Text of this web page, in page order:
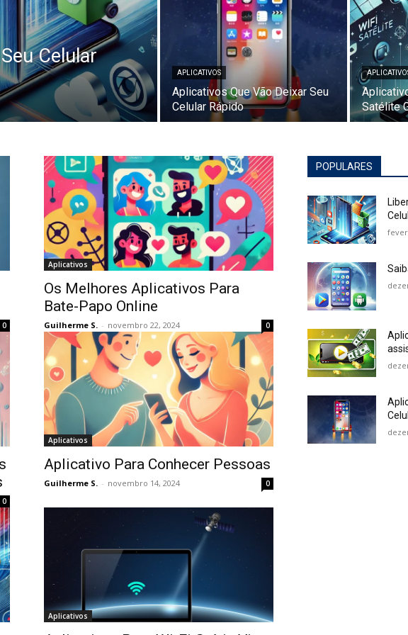
Celular
APLICATIVOS
Aplicativos Que Vão Deixar Seu
Celular Rápido
Satélite
0
Aplicativos
Os Melhores Aplicativos Para
Bate-Papo Online
Guilherme S. - novembro 22, 2024 0
0
Aplicativos
Aplicativo Para Conhecer Pessoas
Guilherme S. - novembro 14, 2024 0
Aplicativos
POPULARES